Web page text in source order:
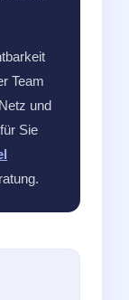
Team
und
Sie